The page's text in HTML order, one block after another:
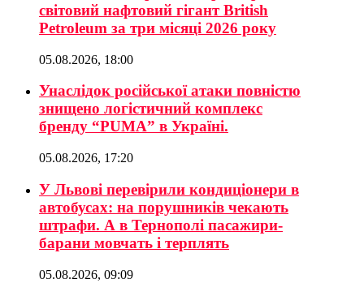
світовий нафтовий гігант British
Petroleum за три місяці 2026 року
05.08.2026, 18:00
Унаслідок російської атаки повністю
знищено логістичний комплекс
бренду “PUMA” в Україні.
05.08.2026, 17:20
У Львові перевірили кондиціонери в
автобусах: на порушників чекають
штрафи. А в Тернополі пасажири-
барани мовчать і терплять
05.08.2026, 09:09